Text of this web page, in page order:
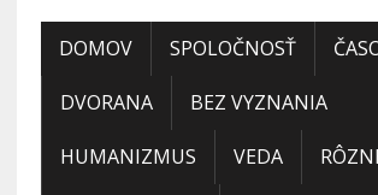
DOMOV SPOLOČNOSŤ
DVORANA BEZ VYZNANIA
HUMANIZMUS VEDA